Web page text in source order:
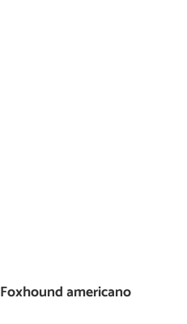
Foxhound americano